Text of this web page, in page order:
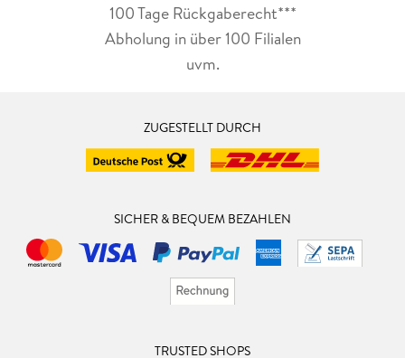
100 Tage Rückgaberecht***
Abholung in über 100 Filialen
uvm.
ZUGESTELLT DURCH
SICHER & BEQUEM BEZAHLEN
TRUSTED SHOPS